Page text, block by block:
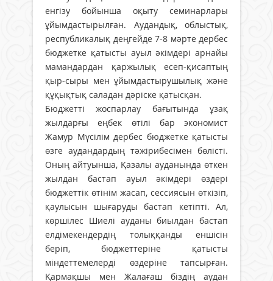
енгізу бойынша оқыту семинарлары
ұйымдастырылған. Аудандық, облыстық,
республикалық деңгейде 7-8 мәрте дербес
бюджетке қатысты ауыл әкімдері арнайы
мамандардан қаржылық есеп-қисаптың
қыр-сыры мен ұйымдастырушылық және
құқықтық саладан дәріске қатысқан.
Бюджетті жоспарлау бағытында ұзақ
жылдарғы еңбек өтілі бар экономист
Жамур Мүсілім дербес бюджетке қатысты
өзге аудандардың тәжірибесімен бөлісті.
Оның айтуынша, Қазалы ауданында өткен
жылдан бастап ауыл әкімдері өздері
бюджеттік өтінім жасап, сессиясын өткізіп,
қаулысын шығаруды бастап кетіпті. Ал,
көршілес Шиелі ауданы биылдан бастап
елдімекендердің толыққанды еншісін
беріп, бюджеттеріне қатысты
міндеттемелерді өздеріне тапсырған.
Қармақшы мен Жалағаш біздің аудан